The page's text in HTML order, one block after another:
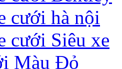
cưới hà nội
cưới Siêu xe
Màu Đỏ